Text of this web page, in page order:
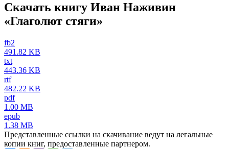
Скачать книгу Иван Наживин
«Глаголют стяги»
fb2
491.82 KB
txt
443.36 KB
rtf
482.22 KB
pdf
1.00 MB
epub
1.38 MB
Представленные ссылки на скачивание ведут на легальные
копии книг, предоставленные партнером.